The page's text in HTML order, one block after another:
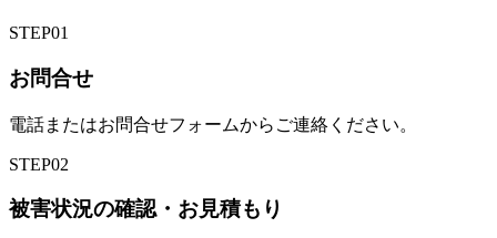
STEP01
お問合せ
電話またはお問合せフォームからご連絡ください。
STEP02
被害状況の確認・お見積もり